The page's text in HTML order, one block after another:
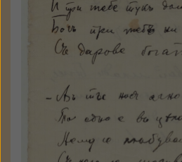
Ръкопис
а 8060 - 09
Държател:
ГАЛЕРИЯ